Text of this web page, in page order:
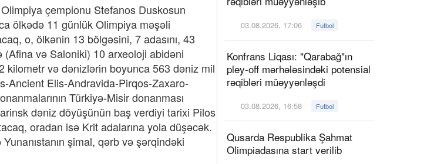
çempionu Stefanos Duskosun
ölkədə 11 günlük Olimpiya məşəli
o, ölkənin 13 bölgəsini, 7 adasını, 43
(Afina və Saloniki) 10 arxeoloji abidəni
kilometr və dənizlərin boyunca 563 dəniz mil
Ancient Elis-Andravida-Pirqos-Zaxaro-
Türkiyə-Misir donanması
dəniz döyüşünün baş verdiyi tarixi Pilos
oradan isə Krit adalarına yola düşəcək.
şimal, qərb və şərqindəki
03.08.2026, 17:06 Futbol
Konfrans Liqası: "Qarabağ"ın
pley-off mərhələsindəki potensial
rəqibləri müəyyənləşdi
03.08.2026, 16:58 Futbol
Qusarda Respublika Şahmat
Olimpiadasına start verilib